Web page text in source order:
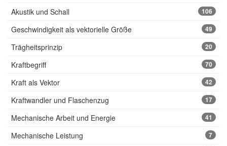
Akustik und Schall 106
Geschwindigkeit als vektorielle Größe 49
Trägheitsprinzip 20
Kraftbegriff 70
Kraft als Vektor 42
Kraftwandler und Flaschenzug 17
Mechanische Arbeit und Energie 41
Mechanische Leistung 7